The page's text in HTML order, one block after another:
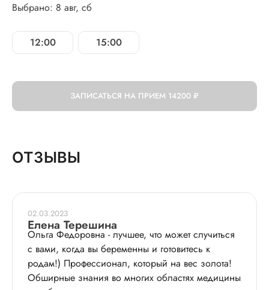
Выбрано: 8 авг, сб
12:00 15:00
ЗАПИСАТЬСЯ НА ПРИЕМ 14200 ₽
ОТЗЫВЫ
02.03.2023
Елена Терешина
Ольга Федоровна - лучшее, что может случиться
с вами, когда вы беременны и готовитесь к
родам!) Профессионал, который на вес золота!
Обширные знания во многих областях медицины